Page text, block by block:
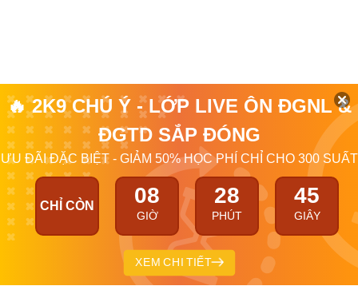
🔥 2K9 CHÚ Ý - LỚP LIVE ÔN ĐGNL &
ĐGTD SẮP ĐÓNG
ƯU ĐÃI ĐẶC BIỆT - GIẢM 50% HỌC PHÍ CHỈ CHO 300 SUẤT
CHỈ CÒN 08
GIỜ
28
PHÚT
45
GIÂY
XEM CHI TIẾT